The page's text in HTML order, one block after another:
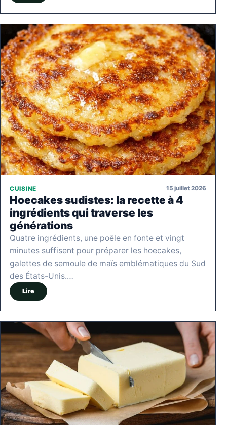
CUISINE 15 juillet 2026
Hoecakes sudistes: la recette à 4
ingrédients qui traverse les
générations
Quatre ingrédients, une poêle en fonte et vingt
minutes suffisent pour préparer les hoecakes,
galettes de semoule de maïs emblématiques du Sud
des États-Unis.…
Lire